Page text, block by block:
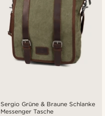
Sergio Grüne & Braune Schlanke
Messenger Tasche